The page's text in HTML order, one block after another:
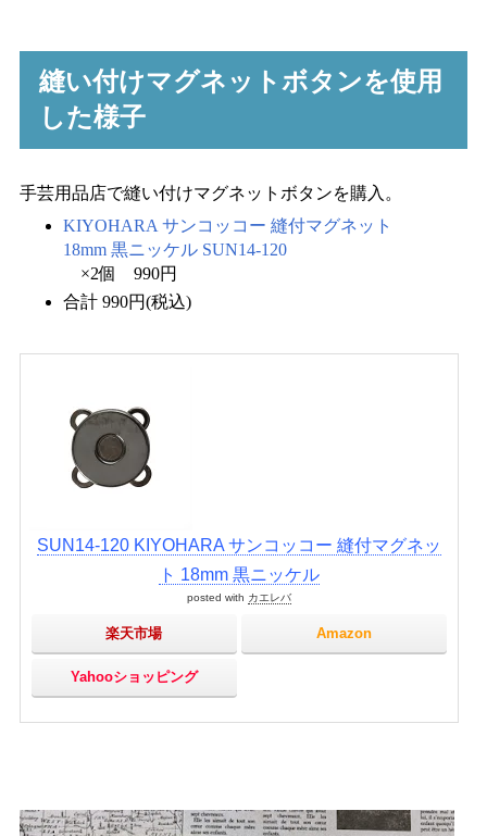
縫い付けマグネットボタンを使用
した様子
手芸用品店で縫い付けマグネットボタンを購入。
KIYOHARA サンコッコー 縫付マグネット
18mm 黒ニッケル SUN14-120
×2個 990円
合計 990円(税込)
SUN14-120 KIYOHARA サンコッコー 縫付マグネッ
ト 18mm 黒ニッケル
posted with カエレバ
楽天市場 Amazon
Yahooショッピング